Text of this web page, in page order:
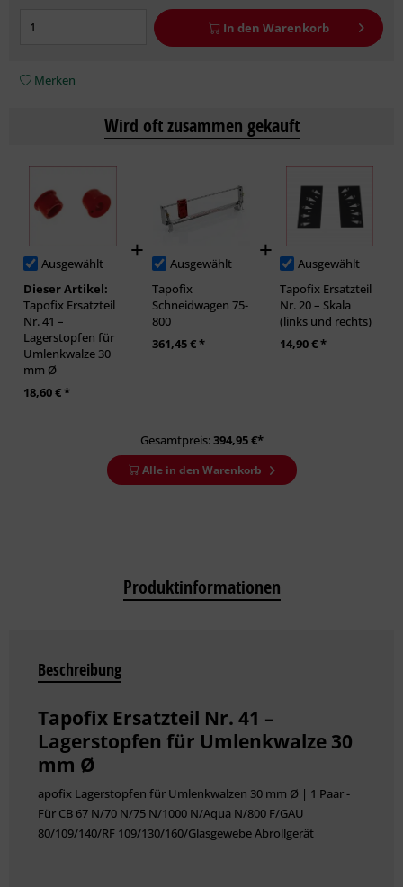
In den Warenkorb
Merken
Wird oft zusammen gekauft
Ausgewählt
Dieser Artikel:
Tapofix Ersatzteil
Nr. 41 –
Lagerstopfen für
Umlenkwalze 30
mm Ø
18,60 € *
Ausgewählt
Tapofix
Schneidwagen 75-
800
361,45 € *
Ausgewählt
Tapofix Ersatzteil
Nr. 20 – Skala
(links und rechts)
14,90 € *
Gesamtpreis:394,95€*
Alle in den Warenkorb
Produktinformationen
Beschreibung
Tapofix Ersatzteil Nr. 41 –
Lagerstopfen für Umlenkwalze 30
mm Ø
apofix Lagerstopfen für Umlenkwalzen 30 mm Ø | 1 Paar -
Für CB 67 N/70 N/75 N/1000 N/Aqua N/800 F/GAU
80/109/140/RF 109/130/160/Glasgewebe Abrollgerät